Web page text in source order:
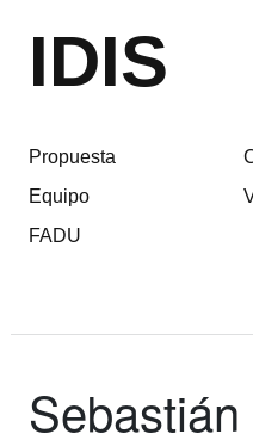
IDIS
Propuesta
Equipo
FADU